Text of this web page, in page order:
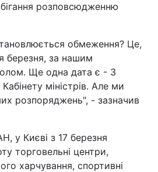
розповсюдженню
обмеження? Це,
березня, за нашим
Ще одна дата є - 3
міністрів. Але ми
розпоряджень", - зазначив
у Києві з 17 березня
торговельні центри,
харчування, спортивні